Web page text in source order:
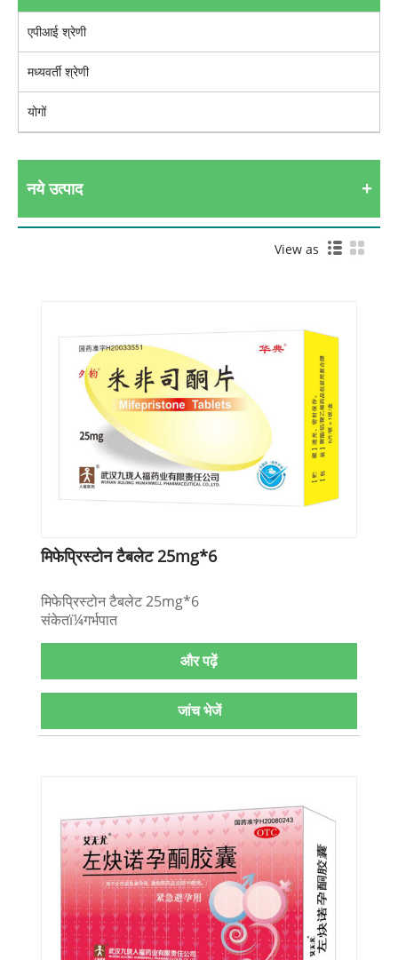
एपीआई श्रेणी
मध्यवर्ती श्रेणी
योगों
नये उत्पाद
View as
मिफेप्रिस्टोन टैबलेट 25mg*6
मिफेप्रिस्टोन टैबलेट 25mg*6
संकेतï¼गर्भपात
और पढ़ें
जांच भेजें